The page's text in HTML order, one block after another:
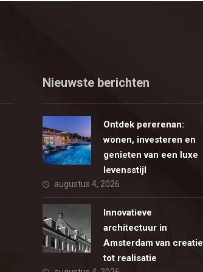
Nieuwste berichten
Ontdek pererenan:
wonen, investeren en
genieten van een luxe
levensstijl
augustus 4, 2026
Innovatieve
architectuur in
Amsterdam van creatie
tot realisatie